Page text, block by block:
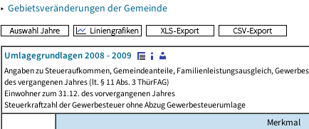
▸ Gebietsveränderungen der Gemeinde
Umlagegrundlagen 2008 - 2009
Angaben zu Steueraufkommen, Gemeindeanteile, Familienleistungsausgleich,
des vergangenen Jahres (lt. § 11 Abs. 3 ThürFAG)
Einwohner zum 31.12. des vorvergangenen Jahres
Steuerkraftzahl der Gewerbesteuer ohne Abzug Gewerbesteuerumlage
Merkmal